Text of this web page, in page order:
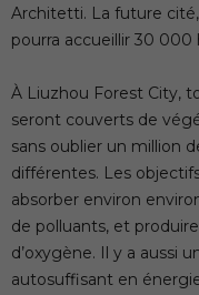
Architetti. La future
pourra accueillir 30 000
À Liuzhou Forest City,
seront couverts de
sans oublier un million
différentes. Les
absorber environ
de polluants, et
d’oxygène. Il y a aussi
autosuffisant en